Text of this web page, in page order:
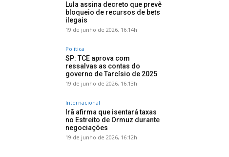
Lula assina decreto que prevê
bloqueio de recursos de bets
ilegais
19 de junho de 2026, 16:14h
Politica
SP: TCE aprova com
ressalvas as contas do
governo de Tarcísio de 2025
19 de junho de 2026, 16:13h
Internacional
Irã afirma que isentará taxas
no Estreito de Ormuz durante
negociações
19 de junho de 2026, 16:12h